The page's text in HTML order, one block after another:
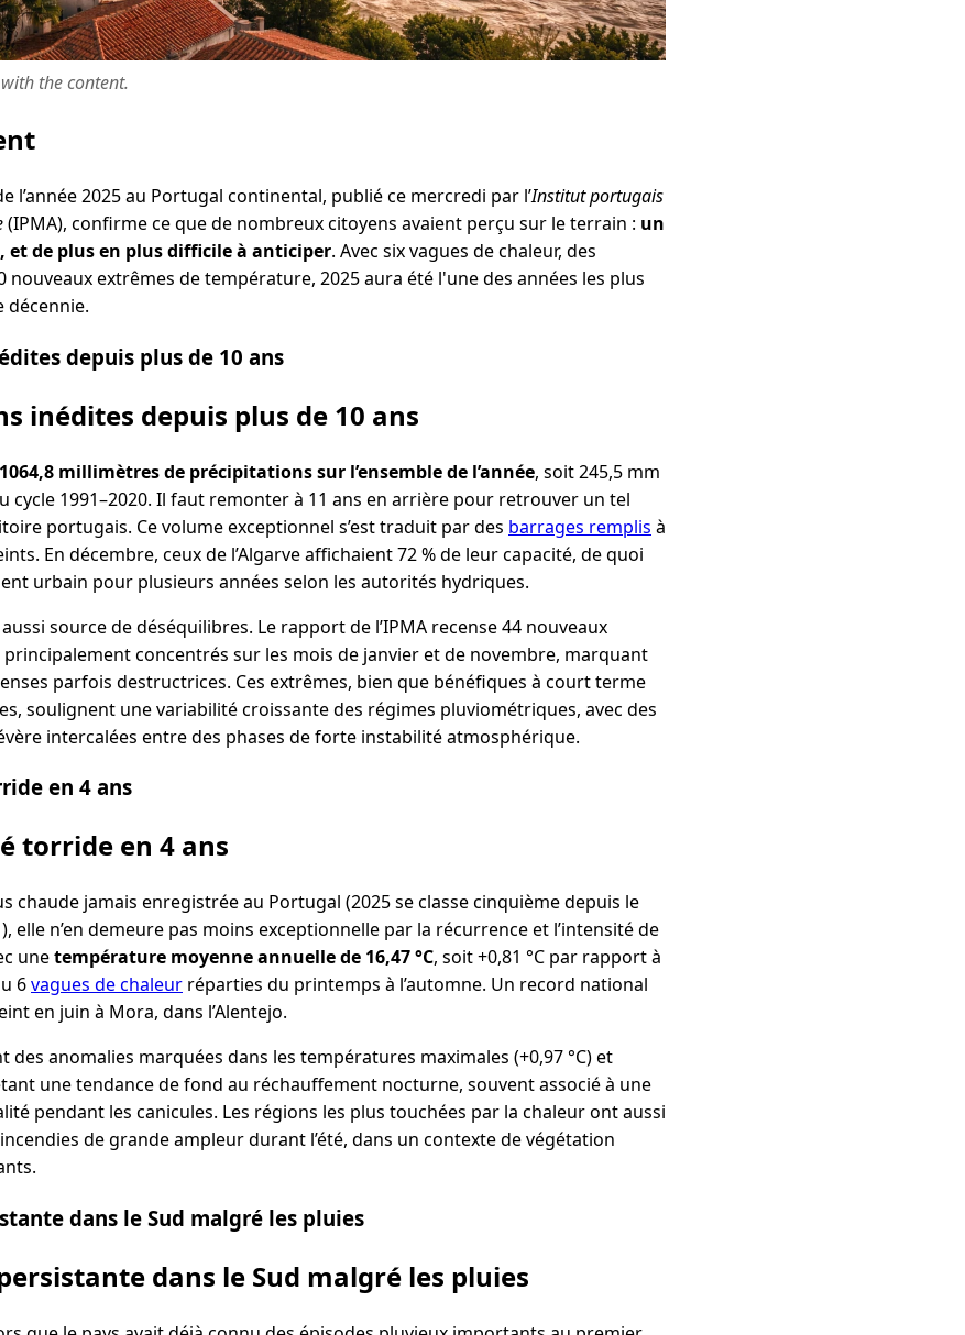
the content.
l’année 2025 au Portugal continental, publié ce mercredi par l’Institut portugais
(IPMA), confirme ce que de nombreux citoyens avaient perçu sur le terrain : un
de plus en plus difficile à anticiper. Avec six vagues de chaleur, des
extrêmes de température, 2025 aura été l'une des années les plus
décennie.
depuis plus de 10 ans
inédites depuis plus de 10 ans
1064,8 millimètres de précipitations sur l’ensemble de l’année, soit 245,5 mm
cycle 1991–2020. Il faut remonter à 11 ans en arrière pour retrouver un tel
portugais. Ce volume exceptionnel s’est traduit par des barrages remplis à
En décembre, ceux de l’Algarve affichaient 72 % de leur capacité, de quoi
urbain pour plusieurs années selon les autorités hydriques.
source de déséquilibres. Le rapport de l’IPMA recense 44 nouveaux
concentrés sur les mois de janvier et de novembre, marquant
parfois destructrices. Ces extrêmes, bien que bénéfiques à court terme
soulignent une variabilité croissante des régimes pluviométriques, avec des
intercalées entre des phases de forte instabilité atmosphérique.
en 4 ans
torride en 4 ans
chaude jamais enregistrée au Portugal (2025 se classe cinquième depuis le
elle n’en demeure pas moins exceptionnelle par la récurrence et l’intensité de
unetempérature moyenne annuelle de 16,47 °C, soit +0,81 °C par rapport à
6vagues de chaleur réparties du printemps à l’automne. Un record national
en juin à Mora, dans l’Alentejo.
anomalies marquées dans les températures maximales (+0,97 °C) et
une tendance de fond au réchauffement nocturne, souvent associé à une
pendant les canicules. Les régions les plus touchées par la chaleur ont aussi
de grande ampleur durant l’été, dans un contexte de végétation
dans le Sud malgré les pluies
dans le Sud malgré les pluies